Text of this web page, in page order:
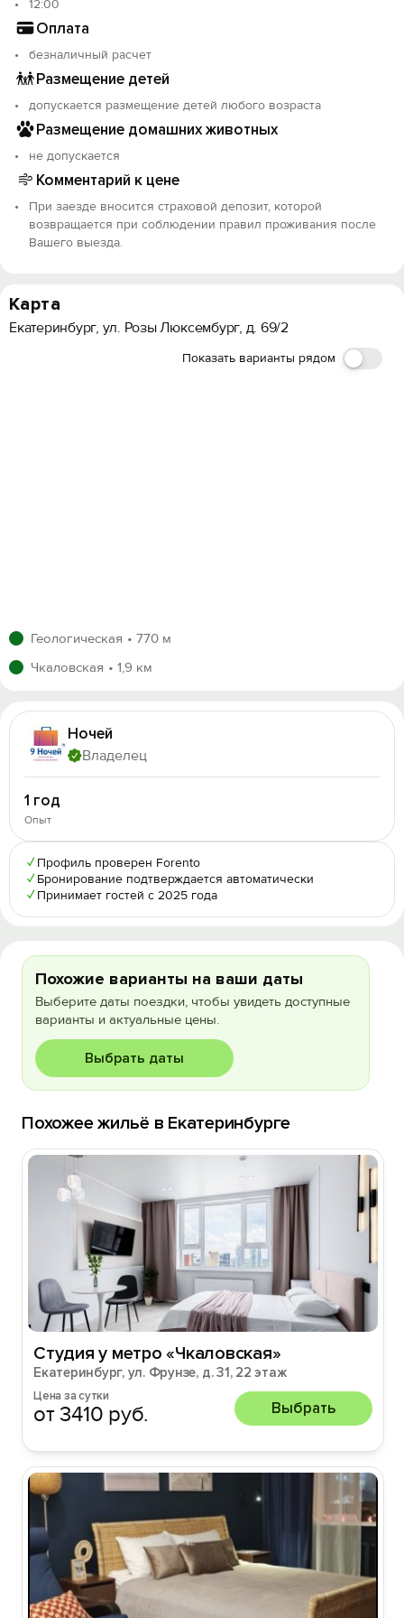
- фотографию разворота 2-й и 3-й страниц паспорта -
через сообщения или иным согласованным способом.
- по запросу: селфи с паспортом в руках на фоне
двери в квартиру для идентификации и соблюдения
условий проживания.
В день заезда потребуются паспорт и страховой
депозит (возвращается в течение 24 часов после
Если Вам необходимы отчётные документы -
предоставим договор и чек в электронном виде.
Пожалуйста, заранее сообщите об этом при
бронировании и укажите e-mail для отправки.
подтверждающих полномочия на подписание
договора (доверенность, приказ, решение и пр.).
Квартира не сдаётся для вечеринок и мероприятий.
фотографиям. Чистота, продуманный интерьер,
актуальный ремонт - для Вашего спокойствия и
удобства.
офертой.
Бронирование и предоплата означают Ваше согласие
с условиями и заключение договора найма.
квартиры.
12:00
Оплата
безналичный расчет
Размещение детей
допускается размещение детей любого возраста
Размещение домашних животных
не допускается
Комментарий к цене
При заезде вносится страховой депозит, которой
возвращается при соблюдении правил проживания после
Вашего выезда.
Карта
Екатеринбург, ул. Розы Люксембург, д. 69/2
Показать варианты рядом
Геологическая
770 м
Чкаловская
1,9 км
Ночей
Владелец
1 год
Опыт
✓ Профиль проверен Forento
✓ Бронирование подтверждается автоматически
✓ Принимает гостей с 2025 года
Похожие варианты на ваши даты
Выберите даты поездки, чтобы увидеть доступные
варианты и актуальные цены.
Выбрать даты
Похожее жильё в Екатеринбурге
Студия у метро «Чкаловская»
Екатеринбург, ул. Фрунзе, д. 31, 22 этаж
Цена за сутки
от 3410 руб. Выбрать